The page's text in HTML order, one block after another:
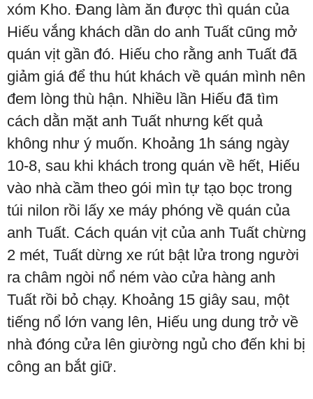
xóm Kho. Đang làm ăn được thì quán của
Hiếu vắng khách dần do anh Tuất cũng mở
quán vịt gần đó. Hiếu cho rằng anh Tuất đã
giảm giá để thu hút khách về quán mình nên
đem lòng thù hận. Nhiều lần Hiếu đã tìm
cách dằn mặt anh Tuất nhưng kết quả
không như ý muốn. Khoảng 1h sáng ngày
10-8, sau khi khách trong quán về hết, Hiếu
vào nhà cầm theo gói mìn tự tạo bọc trong
túi nilon rồi lấy xe máy phóng về quán của
anh Tuất. Cách quán vịt của anh Tuất chừng
2 mét, Tuất dừng xe rút bật lửa trong người
ra châm ngòi nổ ném vào cửa hàng anh
Tuất rồi bỏ chạy. Khoảng 15 giây sau, một
tiếng nổ lớn vang lên, Hiếu ung dung trở về
nhà đóng cửa lên giường ngủ cho đến khi bị
công an bắt giữ.